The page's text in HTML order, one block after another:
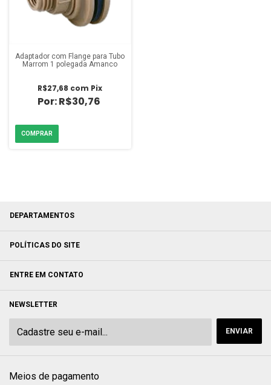
Adaptador com Flange para Tubo
Marrom 1 polegada Amanco
R$30,76
R$27,68 com Pix
DEPARTAMENTOS
POLÍTICAS DO SITE
ENTRE EM CONTATO
NEWSLETTER
Meios de pagamento